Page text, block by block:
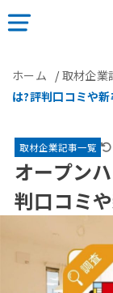
ホーム /取材企業
は?評判口コミや
取材企業記事一覧
オープン
判口コミ